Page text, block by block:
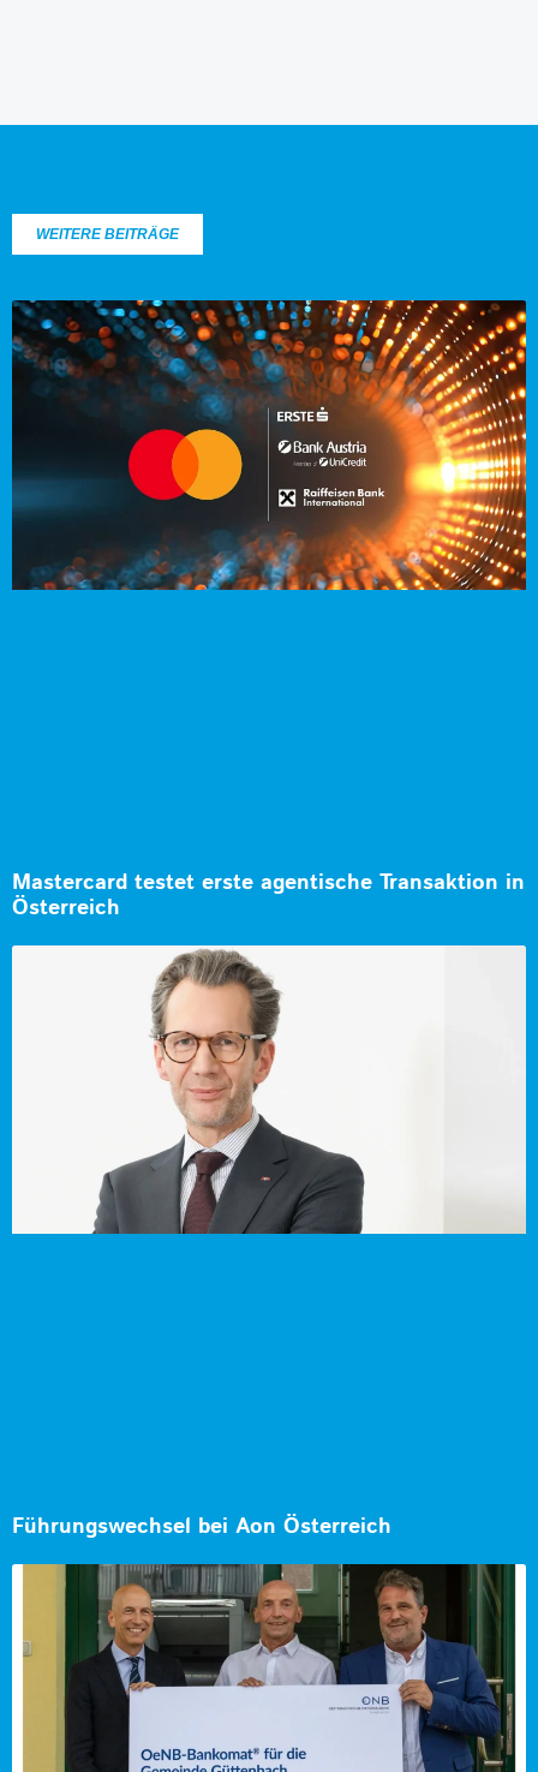
WEITERE BEITRÄGE
Mastercard testet erste agentische Transaktion in
Österreich
Führungswechsel bei Aon Österreich